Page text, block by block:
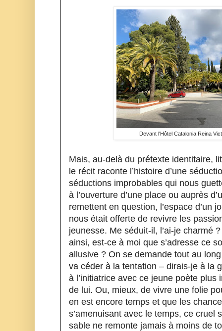
Devant l'Hôtel Catalonia Reina
Mais, au-delà du prétexte identitaire,
le récit raconte l’histoire d’une
séductions improbables qui nous
à l’ouverture d’une place ou auprès
remettent en question, l’espace d’un
nous était offerte de revivre les
jeunesse. Me séduit-il, l’ai-je charmé
ainsi, est-ce à moi que s’adresse ce
allusive ? On se demande tout au
va céder à la tentation – dirais-je à la
à l’initiatrice avec ce jeune poète plus
de lui. Ou, mieux, de vivre une folie
en est encore temps et que les
s’amenuisant avec le temps, ce cruel
sable ne remonte jamais à moins de